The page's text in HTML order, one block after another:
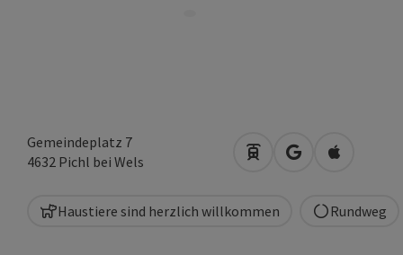
Gemeindeplatz 7
4632 Pichl bei Wels Anreise mitin Google Maps
in Apple
Haustiere sind herzlich willkommen Rundweg